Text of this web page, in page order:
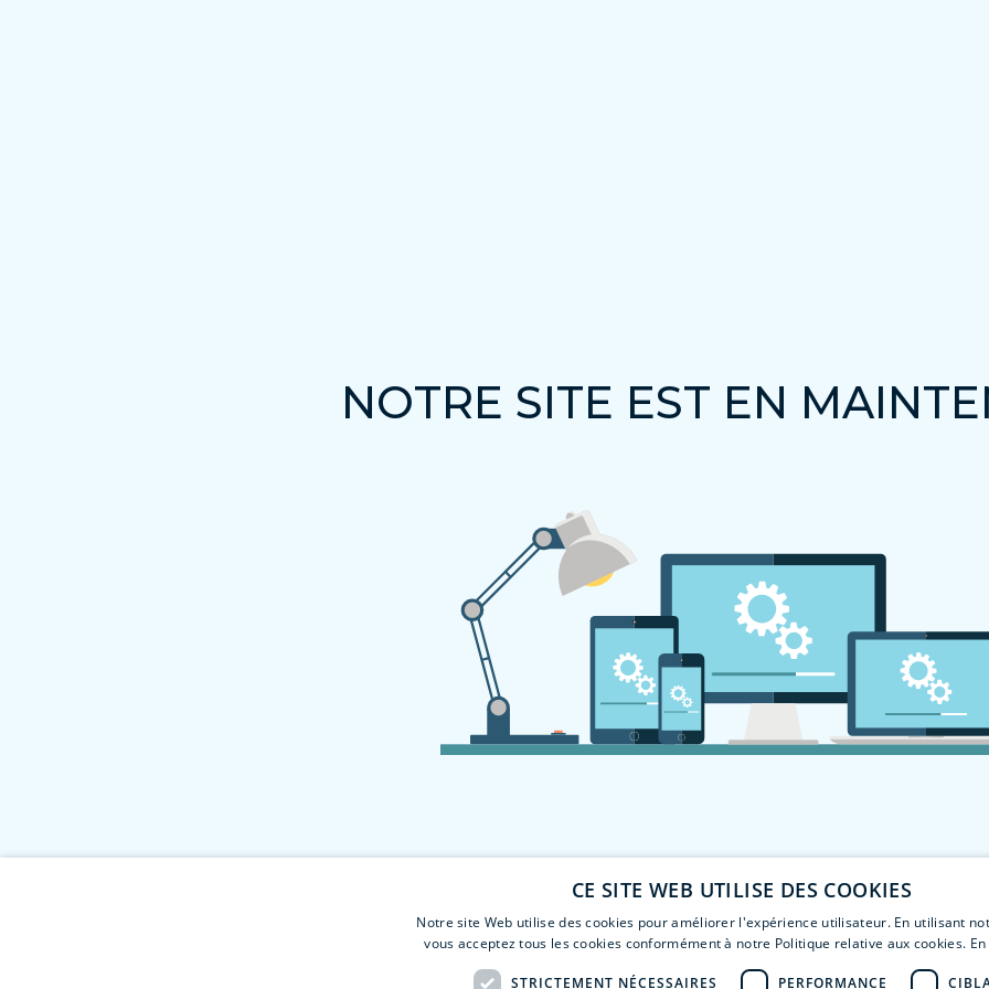
NOTRE SITE EST EN
CE SITE WEB UTILISE DES COOKIES
Notre site Web utilise des cookies pour améliorer l'expérience utilisateur. En utilisant
vous acceptez tous les cookies conformément à notre Politique relative aux cookies.
STRICTEMENT NÉCESSAIRES PERFORMANCE